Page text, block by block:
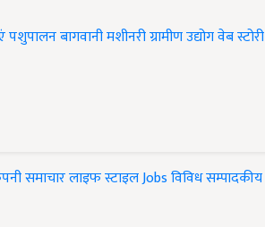
पशुपालनबागवानीमशीनरीग्रामीण उद्योगवेब स्टोरी
समाचारलाइफ स्टाइलJobsविविधसम्पादकीय